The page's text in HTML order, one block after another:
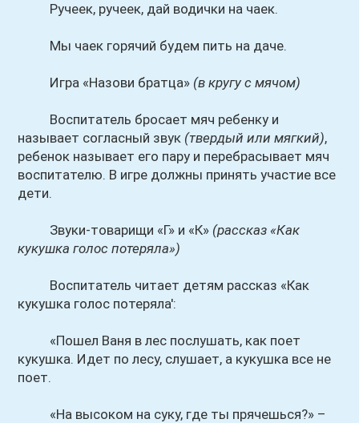
Ручеек, ручеек, дай водички на чаек.
Мы чаек горячий будем пить на даче.
Игра «Назови братца» (в кругу с мячом)
Воспитатель бросает мяч ребенку и
называет согласный звук (твердый или мягкий),
ребенок называет его пару и перебрасывает мяч
воспитателю. В игре должны принять участие все
дети.
Звуки-товарищи «Г» и «К» (рассказ «Как
кукушка голос потеряла»)
Воспитатель читает детям рассказ «Как
кукушка голос потеряла':
«Пошел Ваня в лес послушать, как поет
кукушка. Идет по лесу, слушает, а кукушка все не
поет.
«На высоком на суку, где ты прячешься?» –